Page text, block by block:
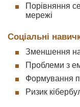
Порівняння
мережі
Соціальні
Зменшення
Проблеми з
Формування
Ризик